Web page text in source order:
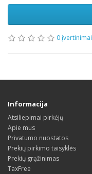
0 įvertinimai
Informacija
Atsiliepimai pirkėjų
Apie mus
Privatumo nuostatos
Prekių pirkimo taisyklės
Prekių grąžinimas
TaxFree